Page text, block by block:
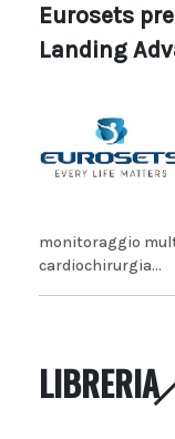
Eurosets
Landing
monitoraggio
cardiochirurgia...
LIBRERIA